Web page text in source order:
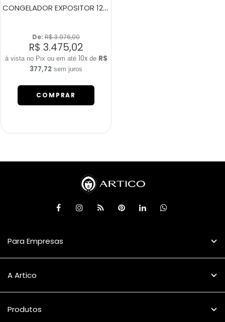
CONGELADOR EXPOSITOR 120 LITROS NEW SLIM 150 BIVOLT CINZA
De: R$ 3.976,00
R$ 3.475,02
10xde R$
377,72 sem juros
COMPRAR
Para Empresas
A Artico
Produtos